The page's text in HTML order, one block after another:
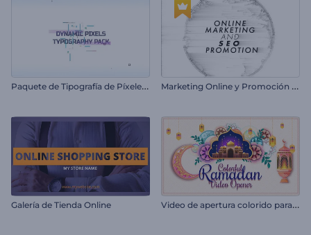
P
aquete de Tipografía de Píxeles Dinámicos M
arketing Online y Promoción SEO
Galería de Tienda Online V
ideo de apertura colorido para Ramadán